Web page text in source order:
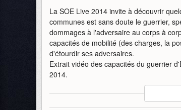
La SOE Live 2014 invite à découvrir
communes est sans doute le guerrier,
dommages à l'adversaire au corps à
capacités de mobilité (des charges, la
d'étourdir ses adversaires.
Extrait vidéo des capacités du guerrier
2014.